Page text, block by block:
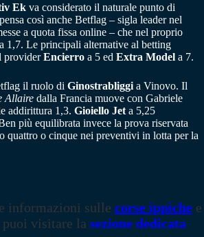
Ek va considerato il naturale punto di
così anche Betflag – sigla leader nel
a quota fissa online – che nel proprio
1,7. Le principali alternative al betting
providerEncierro a 5 ed Extra Model a 7.
il ruolo di Ginostrabliggi a Vinovo. Il
Allaire dalla Francia muove con Gabriele
addirittura 1,3. Gioiello Jet a 5,25
più equilibrata invece la prova riservata
quattro o cinque nei preventivi in lotta per la
informazioni sulle corse ippiche e
visitare la sezione dedicata